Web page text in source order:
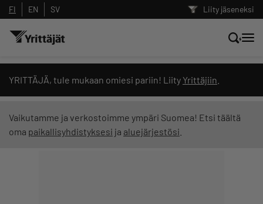
Liity jäseneksi
FI EN SV
YRITTÄJÄ, tule mukaan omiesi pariin! Liity Yrittäjiin
Vaikutamme ja verkostoimme ympäri Suomea! Etsi täältä
oma paikallisyhdistyksesi ja aluejärjestösi
Hae sivustolta tai kysy suoraan
Yrittäjien tekoälyltä